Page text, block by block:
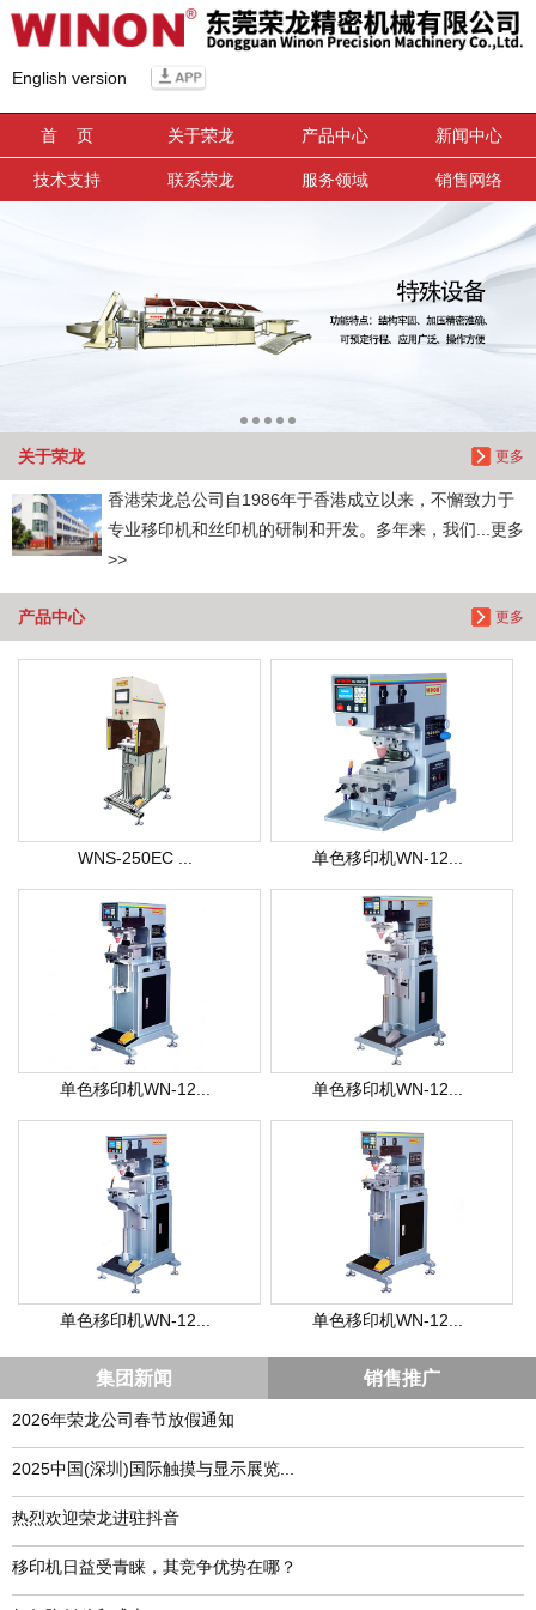
English version
首 页 关于荣龙 产品中心 新闻中心
技术支持 联系荣龙 服务领域 销售网络
更多
关于荣龙
香港荣龙总公司自1986年于香港成立以来，不懈致力于
专业移印机和丝印机的研制和开发。多年来，我们...更多
>>
更多
产品中心
WNS-250EC ... 单色移印机WN-12...
单色移印机WN-12... 单色移印机WN-12...
单色移印机WN-12... 单色移印机WN-12...
集团新闻 销售推广
2026年荣龙公司春节放假通知
​2025中国(深圳)国际触摸与显示展览...
热烈欢迎荣龙进驻抖音
移印机日益受青睐，其竞争优势在哪？
信息搜索
搜索